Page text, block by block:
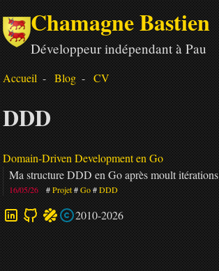
Chamagne Bastien
Développeur indépendant à Pau
Accueil Blog CV
DDD
Domain-Driven Development en Go
Ma structure DDD en Go après moult itérations
16/05/26 Projet Go DDD
2010-2026